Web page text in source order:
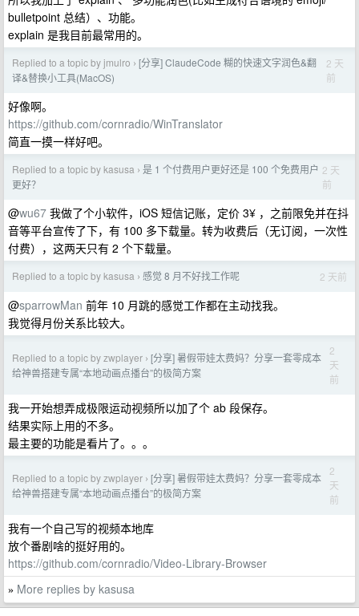
bulletpoint 总结）、功能。
explain 是我目前最常用的。
Replied to a topic by jmulro › [分享] ClaudeCode 糊的快速文字润色&翻
译&替换小工具(MacOS)
2 天
前
好像啊。
https://github.com/cornradio/WinTranslator
简直一摸一样好吧。
Replied to a topic by kasusa › 是 1 个付费用户更好还是 100 个免费用户
更好？
2 天
前
@wu67 我做了个小软件，iOS 短信记账，定价 3¥ ，之前限免并在抖
音等平台宣传了下，有 100 多下载量。转为收费后（无订阅，一次性
付费），这两天只有 2 个下载量。
Replied to a topic by kasusa › 感觉 8 月不好找工作呢 2 天前
@sparrowMan 前年 10 月跳的感觉工作都在主动找我。
我觉得月份关系比较大。
Replied to a topic by zwplayer › [分享] 暑假带娃太费妈？分享一套零成本
给神兽搭建专属“本地动画点播台”的极简方案
2
天
前
我一开始想弄成极限运动视频所以加了个 ab 段保存。
结果实际上用的不多。
最主要的功能是看片了。。。
Replied to a topic by zwplayer › [分享] 暑假带娃太费妈？分享一套零成本
给神兽搭建专属“本地动画点播台”的极简方案
2
天
前
我有一个自己写的视频本地库
放个番剧啥的挺好用的。
https://github.com/cornradio/Video-Library-Browser
» More replies by kasusa